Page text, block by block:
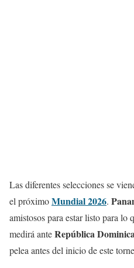
Las diferentes selecciones se
el próximoMundial 2026.
amistosos para estar listo para lo
medirá anteRepública
pelea antes del inicio de este